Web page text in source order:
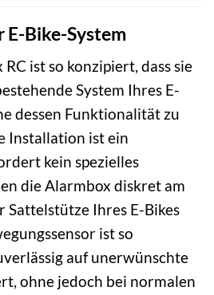
Bike-System
ist so konzipiert, dass sie
System Ihres E-
dessen Funktionalität zu
Installation ist ein
kein spezielles
die Alarmbox diskret am
Sattelstütze Ihres E-Bikes
ist so
auf unerwünschte
ohne jedoch bei normalen